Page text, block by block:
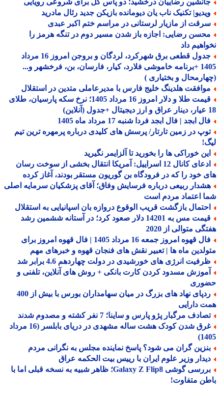
رضاییان درخشید؛ دو پاس گل برای شروعی رویایی
تکنیک ناب یان دیومانده بازیکن جدید رئال مادرید
از مازیار لرستانی در مراسم ختم اکبر عبدی
رضایی: اجازه باز شدن مسیر دوم در تنگه هرمز را
داد
جدول قطعی برق شهرکرد، لردگان و بروجن امروز 16 مرداد
1405 +برنامه خاموشی فلارد، کیار، فارسان، بن، فرخشهر و...
و بختیاری )
هلدینگ خلیج فارس با مدیرعاملی متدین در استقلال
قیمت طلا و دلار امروز 16 مرداد 1405؛ نرخ سکه پارسیان، طلای
ابجد | فال ابجد فردا شنبه 17 مرداد ماه 1405
در زمین تارتار/ پرسش های کلیدی درباره پرمهره ترین تیم
خوراکی ها را بخورید تا آلزایمر نگیرید
ادعای کانال 12 اسراییل: آمریکا انتقال بخشی از سوخت رسان
خود را که در فرودگاه بن گوریون مستقر بودند، آغاز کرده
ربیعی درباره فرسایش وفاق؛ آقای پزشکیان سرمایه اصلی
اعتماد مردم است
بازگشت قریب الوقوع دروازه بان اسپانیایی به استقلال
قیمت مس به 14201 دلار صعود کرد؛ در آستانه ششمین رشد
متوالی از 2020
فال قهوه امروز جمعه 16 مرداد 1405 | فال قهوه امروز برای
ماه ها | تعبیر نقش های فنجان قهوه و خبرهای مهم
انرژی های خورشیدی در دولت چهاردهم 4.6 برابر شد
مسدود کردن کارت بانکی + روش های آنلاین، تلفنی و
ردپای نهاد های بزرگ در میان سهامداران بورس با بیش از 400
دارایی
مرگبار پژو پارس و ساینا؛ 7 نفر کشته و مصدوم شدند
غرق شدن کودک هشت ساله مشهدی در دریای بابلسر (16 مرداد
گران می شود؟ پاسخ نماینده مجلس به نگرانی مردم
وزیر علوم ایران با رییس بیت الحکمه عراق
بررسی گوشی Galaxy Z Flip8؛ ظاهر شبیه به نسخه قبلی اما با
متفاوت!